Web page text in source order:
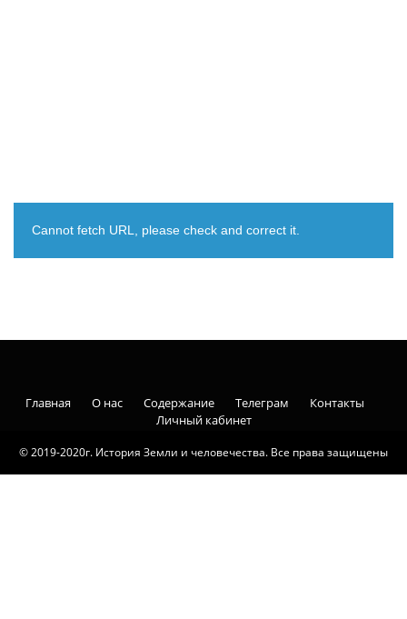
Cannot fetch URL, please check and correct it.
© 2019-2020г. История Земли и человечества. Все права защищены
Главная О нас Содержание Телеграм
Контакты
Личный кабинет